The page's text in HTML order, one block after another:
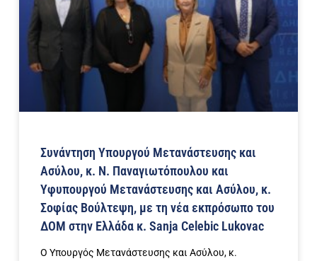
Συνάντηση Υπουργού Μετανάστευσης και
Ασύλου, κ. Ν. Παναγιωτόπουλου και
Υφυπουργού Μετανάστευσης και Ασύλου, κ.
Σοφίας Βούλτεψη, με τη νέα εκπρόσωπο του
ΔΟΜ στην Ελλάδα κ. Sanja Celebic Lukovac
Ο Υπουργός Μετανάστευσης και Ασύλου, κ.